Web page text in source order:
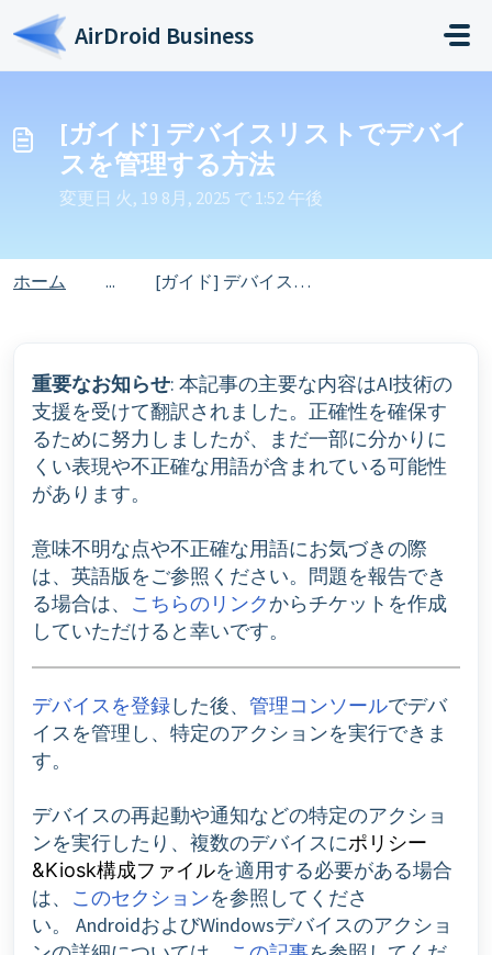
メインコンテンツに移動
AirDroid Business
[ガイド] デバイスリストでデバイ
スを管理する方法
変更日 火, 19 8月, 2025 で 1:52 午後
ホーム ... [ガイド] デバイスリストでデバイスを管理する方法
重要なお知らせ: 本記事の主要な内容はAI技術の
支援を受けて翻訳されました。正確性を確保す
るために努力しましたが、まだ一部に分かりに
くい表現や不正確な用語が含まれている可能性
があります。
意味不明な点や不正確な用語にお気づきの際
は、英語版をご参照ください。問題を報告でき
る場合は、 こちらのリンクからチケットを作成
していただけると幸いです。
デバイスを登録した後、 管理コンソールでデバ
イスを管理し、特定のアクションを実行できま
す。
デバイスの再起動や通知などの特定のアクショ
ンを実行したり、複数のデバイスにポリシー
&Kiosk構成ファイルを適用する必要がある場合
は、 このセクションを参照してくださ
い。 AndroidおよびWindowsデバイスのアクショ